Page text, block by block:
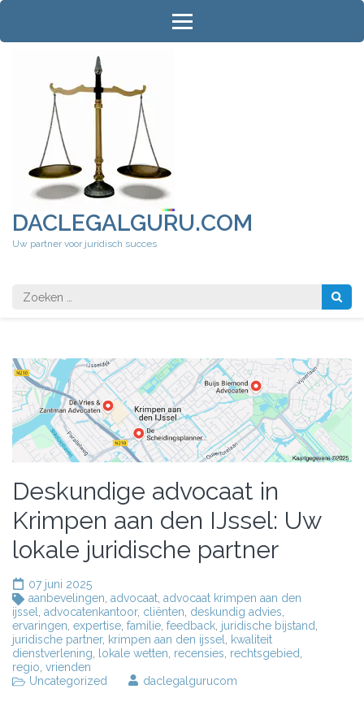
Ga
inhoud
DACLEGALGURU.COM
Uw partner voor juridisch succes
Zoeken
naar:
Deskundige advocaat in
Krimpen aan den IJssel: Uw
lokale juridische partner
07 juni 2025
aanbevelingen, advocaat, advocaat krimpen aan den
ijssel, advocatenkantoor, cliënten, deskundig advies,
ervaringen, expertise, familie, feedback, juridische bijstand,
juridische partner, krimpen aan den ijssel, kwaliteit
dienstverlening, lokale wetten, recensies, rechtsgebied,
regio, vrienden
Uncategorized
daclegalgurucom